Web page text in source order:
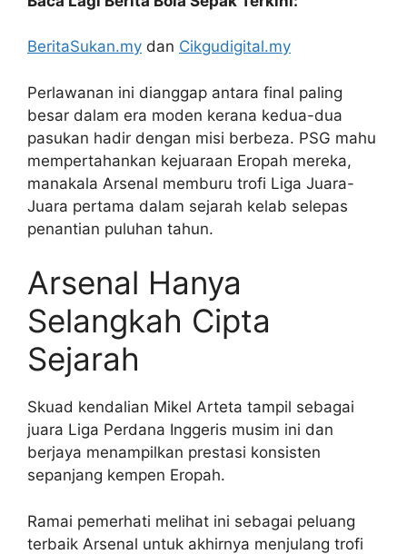
BeritaSukan.my dan Cikgudigital.my
Perlawanan ini dianggap antara final paling
besar dalam era moden kerana kedua-dua
pasukan hadir dengan misi berbeza. PSG mahu
mempertahankan kejuaraan Eropah mereka,
manakala Arsenal memburu trofi Liga Juara-
Juara pertama dalam sejarah kelab selepas
penantian puluhan tahun.
Arsenal Hanya
Selangkah Cipta
Sejarah
Skuad kendalian Mikel Arteta tampil sebagai
juara Liga Perdana Inggeris musim ini dan
berjaya menampilkan prestasi konsisten
sepanjang kempen Eropah.
Ramai pemerhati melihat ini sebagai peluang
terbaik Arsenal untuk akhirnya menjulang trofi